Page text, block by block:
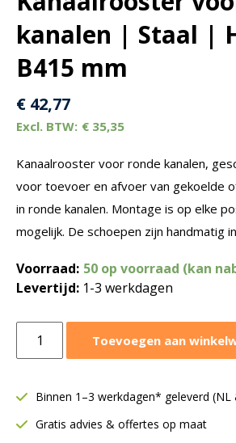
kanalen | Staal |
B415 mm
€ 42,77
€ 35,35
Kanaalrooster voor ronde kanalen,
voor toevoer en afvoer van gekoelde
in ronde kanalen. Montage is op elke
mogelijk. De schoepen zijn handmatig
Voorraad: 50 op voorraad (kan
Levertijd: 1-3 werkdagen
voor
kanalen
Staal
Toevoegen aan
Binnen 1–3 werkdagen* geleverd (NL
Gratis advies & offertes op maat